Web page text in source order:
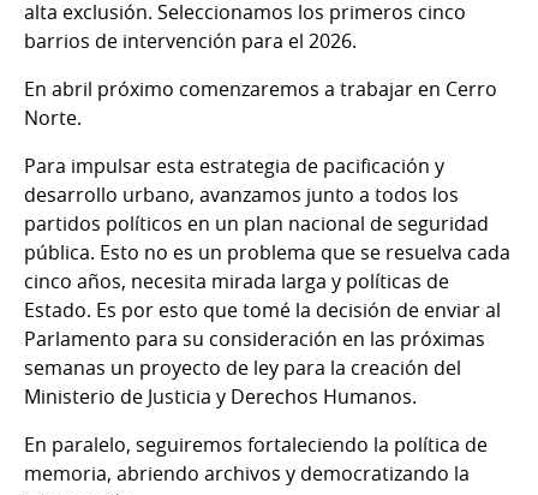
alta exclusión. Seleccionamos los primeros cinco
barrios de intervención para el 2026.
En abril próximo comenzaremos a trabajar en Cerro
Norte.
Para impulsar esta estrategia de pacificación y
desarrollo urbano, avanzamos junto a todos los
partidos políticos en un plan nacional de seguridad
pública. Esto no es un problema que se resuelva cada
cinco años, necesita mirada larga y políticas de
Estado. Es por esto que tomé la decisión de enviar al
Parlamento para su consideración en las próximas
semanas un proyecto de ley para la creación del
Ministerio de Justicia y Derechos Humanos.
En paralelo, seguiremos fortaleciendo la política de
memoria, abriendo archivos y democratizando la